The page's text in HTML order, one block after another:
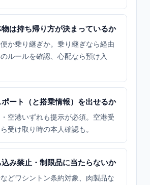
は持ち帰り方が決まっているか
か乗り継ぎか。乗り継ぎなら経由
ルールを確認、心配なら預け入
ート（と搭乗情報）を出せるか
空港いずれも提示が必須。空港受
受け取り時の本人確認も。
み禁止・制限品に当たらないか
どワシントン条約対象、肉製品な